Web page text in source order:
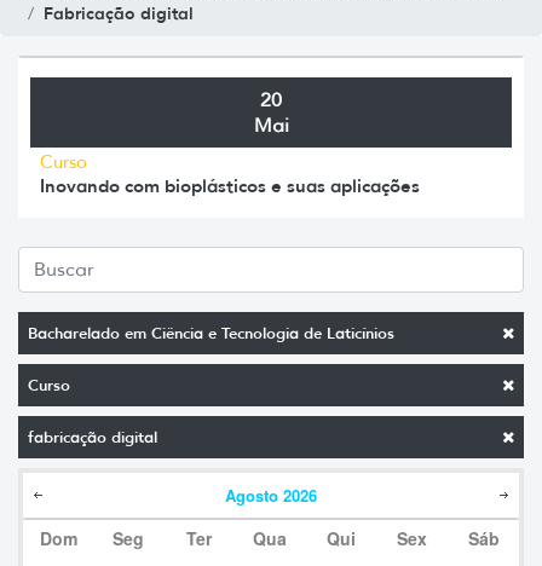
Fabricação digital
Bacharelado em Ciência e Tecnologia de Laticínios
Curso
fabricação digital
Agosto 2026
Dom Seg Ter Qua Qui Sex Sáb
20
Mai
Curso
Inovando com bioplásticos e suas aplicações